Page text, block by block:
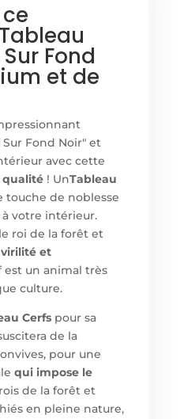
Fond
et de
Fond Noir" et
avec cette
qualité! UnTableau
de noblesse
votre intérieur.
roi de la forêt et
virilité et
est un animal très
culture.
Cerfspour sa
de la
pour une
qui impose le
de la forêt et
en pleine nature,